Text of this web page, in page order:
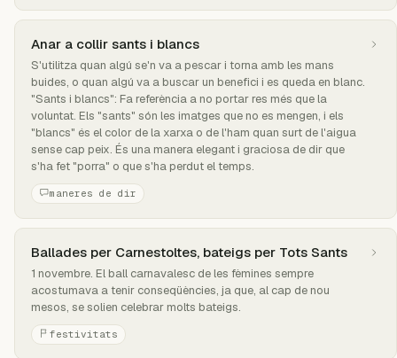
Anar a collir sants i blancs
S'utilitza quan algú se'n va a pescar i torna amb les mans
buides, o quan algú va a buscar un benefici i es queda en blanc.
"Sants i blancs": Fa referència a no portar res més que la
voluntat. Els "sants" són les imatges que no es mengen, i els
"blancs" és el color de la xarxa o de l'ham quan surt de l'aigua
sense cap peix. És una manera elegant i graciosa de dir que
s'ha fet "porra" o que s'ha perdut el temps.
maneres de dir
Ballades per Carnestoltes, bateigs per Tots Sants
1 novembre. El ball carnavalesc de les fèmines sempre
acostumava a tenir conseqüències, ja que, al cap de nou
mesos, se solien celebrar molts bateigs.
festivitats